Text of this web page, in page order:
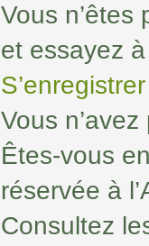
Vous
et essayez
Vous
Êtes-vous
réservée à
Consultez